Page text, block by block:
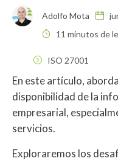
Adolfo Mota
11 minutos de
ISO 27001
En este artículo,
disponibilidad de la
empresarial,
servicios.
Exploraremos los